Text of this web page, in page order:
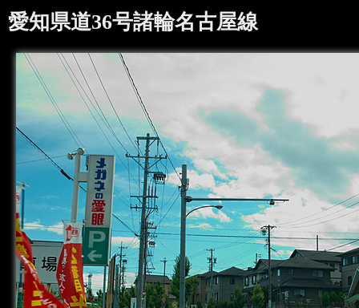
愛知県道36号諸輪名古屋線